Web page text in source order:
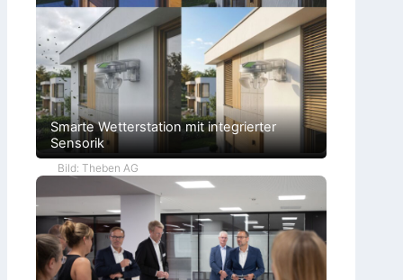
Smarte Wetterstation mit integrierter
Sensorik
Bild: Theben AG